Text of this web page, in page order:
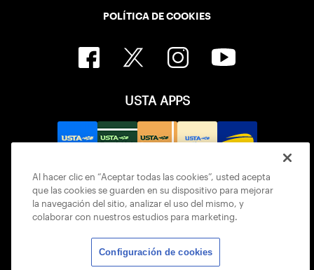
POLÍTICA DE COOKIES
USTA APPS
Al hacer clic en “Aceptar todas las cookies”, usted acepta
que las cookies se guarden en su dispositivo para mejorar
la navegación del sitio, analizar el uso del mismo, y
colaborar con nuestros estudios para marketing.
Configuración de cookies